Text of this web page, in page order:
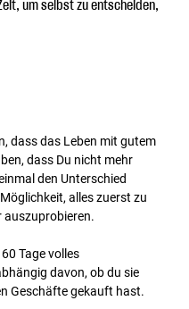
um selbst zu entscheiden,
dass das Leben mit gutem
dass Du nicht mehr
den Unterschied
alles zuerst zu
auszuprobieren.
Tage volles
davon, ob du sie
Geschäfte gekauft hast.